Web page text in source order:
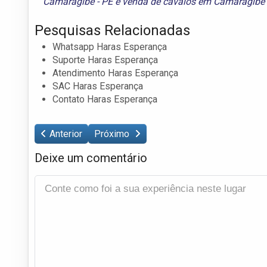
Pesquisas Relacionadas
Whatsapp Haras Esperança
Suporte Haras Esperança
Atendimento Haras Esperança
SAC Haras Esperança
Contato Haras Esperança
Anterior Próximo
Deixe um comentário